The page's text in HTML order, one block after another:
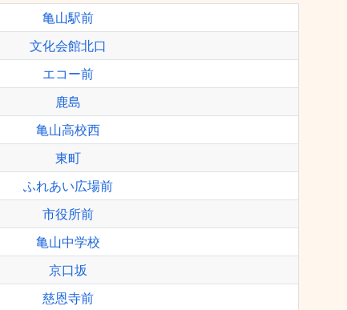
亀山駅前
文化会館北口
エコー前
鹿島
亀山高校西
東町
ふれあい広場前
市役所前
亀山中学校
京口坂
慈恩寺前